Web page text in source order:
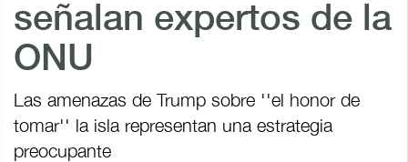
señalan expertos de la
ONU
Las amenazas de Trump sobre ''el honor de
tomar'' la isla representan una estrategia
preocupante